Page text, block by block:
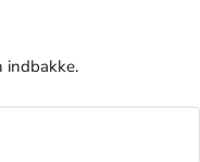
indbakke.